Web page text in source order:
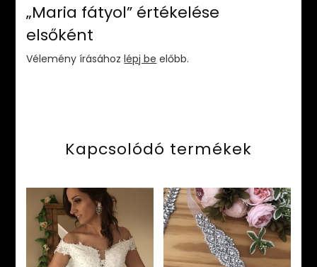
„Maria fátyol” értékelése
elsőként
Vélemény írásáhozlépj be előbb.
Kapcsolódó termékek